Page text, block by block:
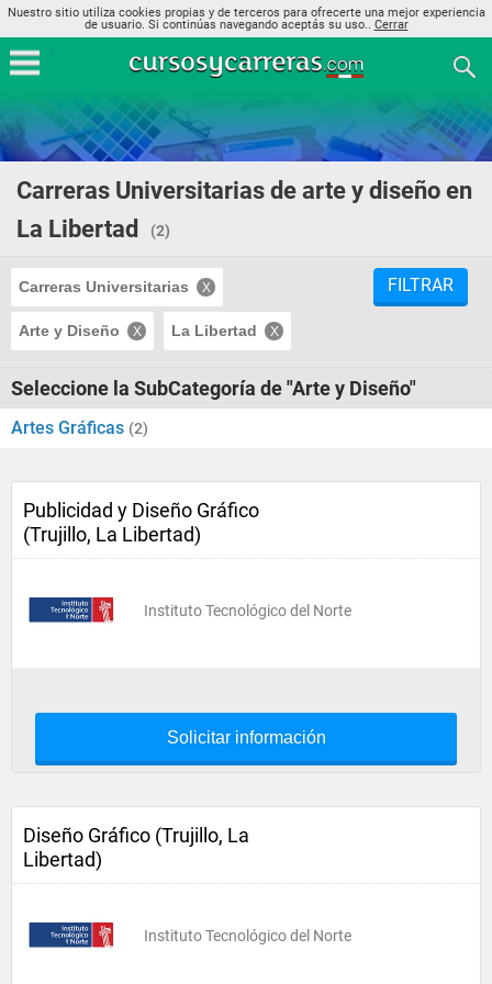
Nuestro sitio utiliza cookies propias y de terceros para ofrecerte una mejor experiencia
de usuario. Si continúas navegando aceptás su uso.. Cerrar
Carreras Universitarias de arte y diseño en
La Libertad
(2)
Carreras Universitarias
Arte y Diseño La Libertad
FILTRAR
Seleccione la SubCategoría de "Arte y Diseño"
Artes Gráficas (2)
Publicidad y Diseño Gráfico
(Trujillo, La Libertad)
Instituto Tecnológico del Norte
Solicitar información
Diseño Gráfico (Trujillo, La
Libertad)
Instituto Tecnológico del Norte